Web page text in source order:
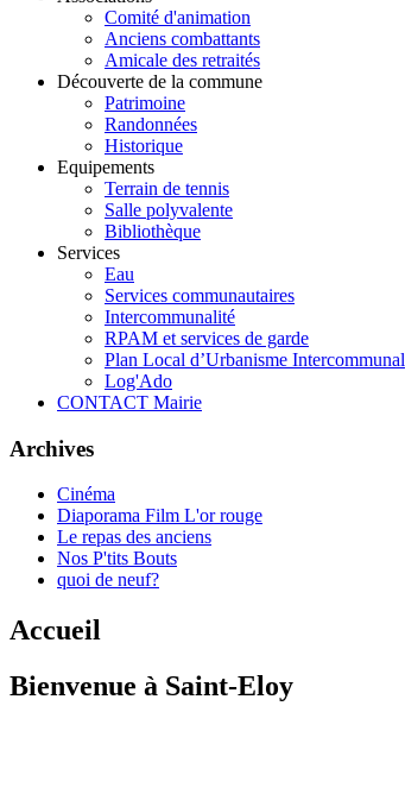
Comité d'animation
Anciens combattants
Amicale des retraités
Découverte de la commune
Patrimoine
Randonnées
Historique
Equipements
Terrain de tennis
Salle polyvalente
Bibliothèque
Services
Eau
Services communautaires
Intercommunalité
RPAM et services de garde
Plan Local d’Urbanisme Intercommunal
Log'Ado
CONTACT Mairie
Archives
Cinéma
Diaporama Film L'or rouge
Le repas des anciens
Nos P'tits Bouts
quoi de neuf?
Accueil
Bienvenue à Saint-Eloy